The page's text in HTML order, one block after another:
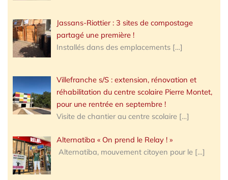
Jassans-Riottier : 3 sites de compostage
partagé une première !
Installés dans des emplacements […]
Villefranche s/S : extension, rénovation et
réhabilitation du centre scolaire Pierre Montet,
pour une rentrée en septembre !
Visite de chantier au centre scolaire […]
Alternatiba « On prend le Relay ! »
Alternatiba, mouvement citoyen pour le […]